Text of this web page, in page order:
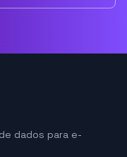
dados para e-